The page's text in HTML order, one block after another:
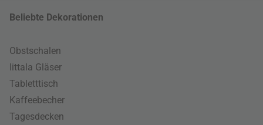
Beliebte Dekorationen
Obstschalen
Iittala Gläser
Tabletttisch
Kaffeebecher
Tagesdecken